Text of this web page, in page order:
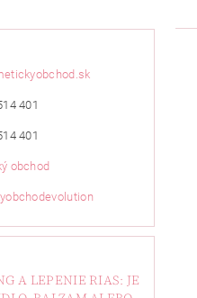
401
401
obchod
A LEPENIE RIAS: JE